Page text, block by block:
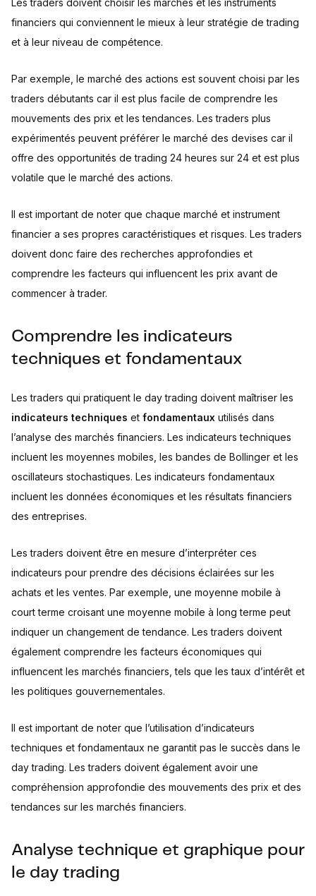
Les traders doivent choisir les marchés et les instruments
financiers qui conviennent le mieux à leur stratégie de trading
et à leur niveau de compétence.
Par exemple, le marché des actions est souvent choisi par les
traders débutants car il est plus facile de comprendre les
mouvements des prix et les tendances. Les traders plus
expérimentés peuvent préférer le marché des devises car il
offre des opportunités de trading 24 heures sur 24 et est plus
volatile que le marché des actions.
Il est important de noter que chaque marché et instrument
financier a ses propres caractéristiques et risques. Les traders
doivent donc faire des recherches approfondies et
comprendre les facteurs qui influencent les prix avant de
commencer à trader.
Comprendre les indicateurs
techniques et fondamentaux
Les traders qui pratiquent le day trading doivent maîtriser les
indicateurs techniques et fondamentaux utilisés dans
l’analyse des marchés financiers. Les indicateurs techniques
incluent les moyennes mobiles, les bandes de Bollinger et les
oscillateurs stochastiques. Les indicateurs fondamentaux
incluent les données économiques et les résultats financiers
des entreprises.
Les traders doivent être en mesure d’interpréter ces
indicateurs pour prendre des décisions éclairées sur les
achats et les ventes. Par exemple, une moyenne mobile à
court terme croisant une moyenne mobile à long terme peut
indiquer un changement de tendance. Les traders doivent
également comprendre les facteurs économiques qui
influencent les marchés financiers, tels que les taux d’intérêt et
les politiques gouvernementales.
Il est important de noter que l’utilisation d’indicateurs
techniques et fondamentaux ne garantit pas le succès dans le
day trading. Les traders doivent également avoir une
compréhension approfondie des mouvements des prix et des
tendances sur les marchés financiers.
Analyse technique et graphique pour
le day trading